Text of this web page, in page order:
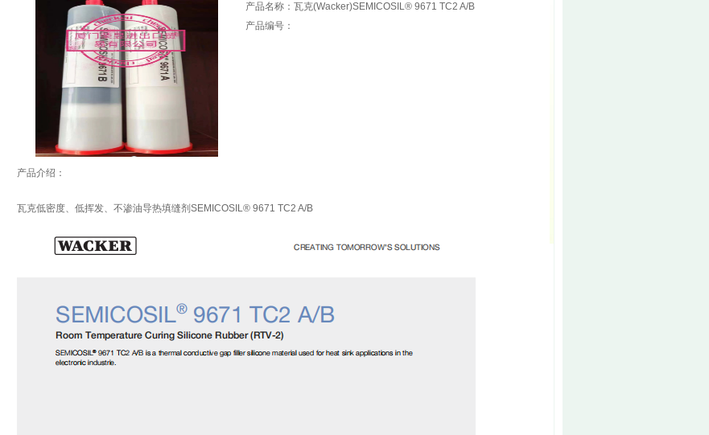
产品名称：瓦克(Wacker)SEMICOSIL® 9671 TC2 A/B
产品编号：
产品介绍：
瓦克低密度、低挥发、不渗油导热填缝剂SEMICOSIL® 9671 TC2 A/B